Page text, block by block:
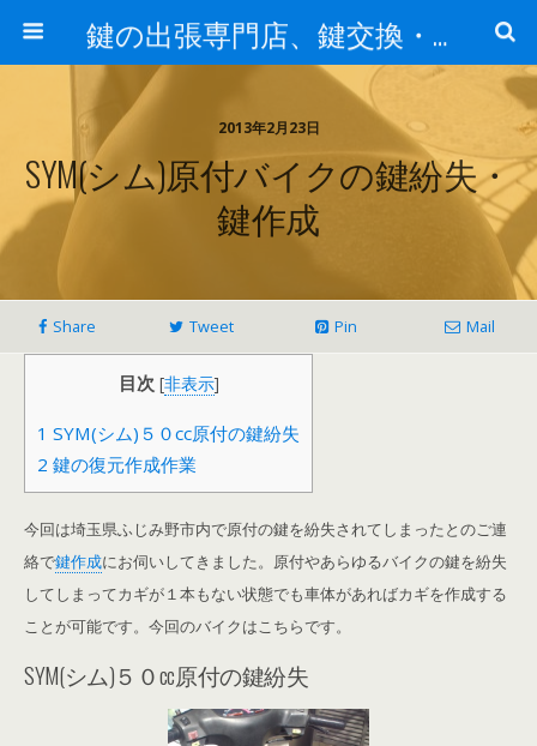
鍵の出張専門店、鍵交換・修理が格安料金/東京・埼玉・さいたま市
2013年2月23日
SYM(シム)原付バイクの鍵紛失・
鍵作成
Share Tweet Pin Mail
目次 [非表示]
1 SYM(シム)５０cc原付の鍵紛失
2 鍵の復元作成作業
今回は埼玉県ふじみ野市内で原付の鍵を紛失されてしまったとのご連
絡で鍵作成にお伺いしてきました。原付やあらゆるバイクの鍵を紛失
してしまってカギが１本もない状態でも車体があればカギを作成する
ことが可能です。今回のバイクはこちらです。
SYM(シム)５０cc原付の鍵紛失